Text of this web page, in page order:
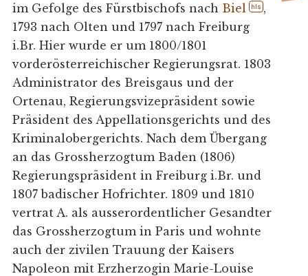
im Gefolge des Fürstbischofs nach Biel hls ,
1793 nach Olten und 1797 nach Freiburg
i.Br. Hier wurde er um 1800/1801
vorderösterreichischer Regierungsrat. 1803
Administrator des Breisgaus und der
Ortenau, Regierungsvizepräsident sowie
Präsident des Appellationsgerichts und des
Kriminalobergerichts. Nach dem Übergang
an das Grossherzogtum Baden (1806)
Regierungspräsident in Freiburg i.Br. und
1807 badischer Hofrichter. 1809 und 1810
vertrat A. als ausserordentlicher Gesandter
das Grossherzogtum in Paris und wohnte
auch der zivilen Trauung der Kaisers
Napoleon mit Erzherzogin Marie-Louise